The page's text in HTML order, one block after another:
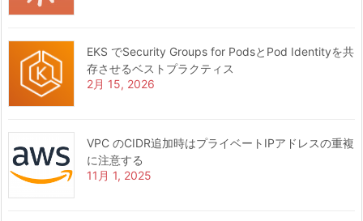
EKS でSecurity Groups for PodsとPod Identityを共
存させるベストプラクティス
2月 15, 2026
VPC のCIDR追加時はプライベートIPアドレスの重複
に注意する
11月 1, 2025